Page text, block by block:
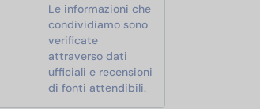
Le informazioni che
condividiamo sono
verificate
attraverso dati
ufficiali e recensioni
di fonti attendibili.